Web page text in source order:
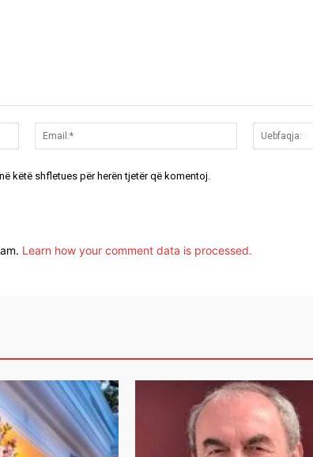
Emri:*
Email:*
këtë shfletues për herën tjetër që komentoj.
Learn how your comment data is processed.